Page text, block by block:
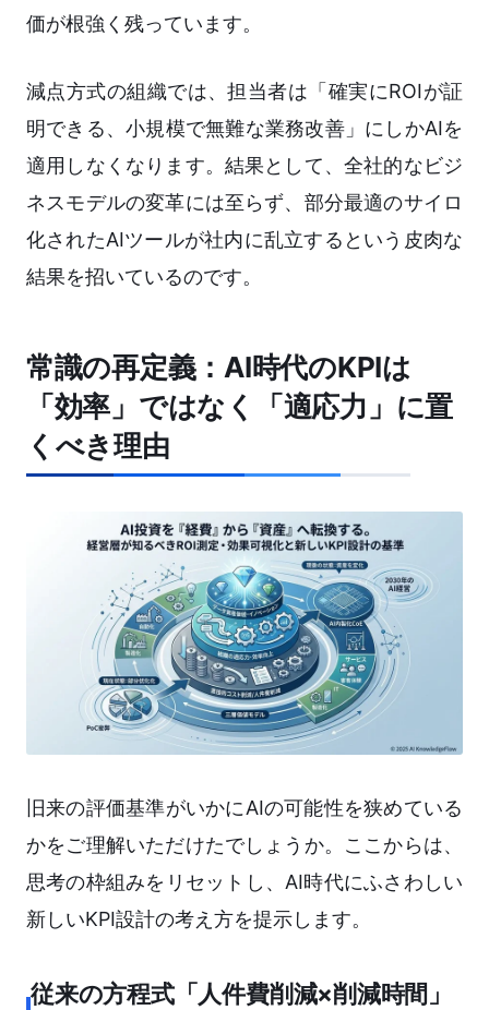
価が根強く残っています。
減点方式の組織では、担当者は「確実にROIが証
明できる、小規模で無難な業務改善」にしかAIを
適用しなくなります。結果として、全社的なビジ
ネスモデルの変革には至らず、部分最適のサイロ
化されたAIツールが社内に乱立するという皮肉な
結果を招いているのです。
常識の再定義：AI時代のKPIは
「効率」ではなく「適応力」に置
くべき理由
旧来の評価基準がいかにAIの可能性を狭めている
かをご理解いただけたでしょうか。ここからは、
思考の枠組みをリセットし、AI時代にふさわしい
新しいKPI設計の考え方を提示します。
従来の方程式「人件費削減×削減時間」